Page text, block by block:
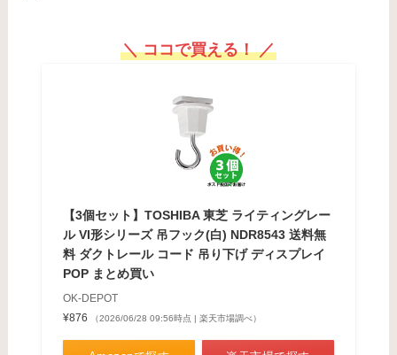
＼ ココで買える！ ／
【3個セット】TOSHIBA 東芝 ライティングレー
ル VI形シリーズ 吊フック(白) NDR8543 送料無
料 ダクトレール コード 吊り下げ ディスプレイ
POP まとめ買い
OK-DEPOT
¥876
（2026/06/28 09:56時点 | 楽天市場調べ）